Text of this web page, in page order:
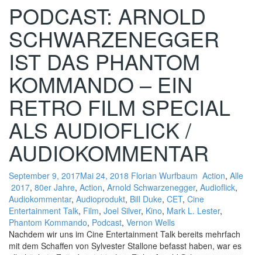
PODCAST: ARNOLD
SCHWARZENEGGER
IST DAS PHANTOM
KOMMANDO – EIN
RETRO FILM SPECIAL
ALS AUDIOFLICK /
AUDIOKOMMENTAR
September 9, 2017Mai 24, 2018 Florian Wurfbaum Action, Alle
2017, 80er Jahre, Action, Arnold Schwarzenegger, Audioflick,
Audiokommentar, Audioprodukt, Bill Duke, CET, Cine
Entertainment Talk, Film, Joel Silver, Kino, Mark L. Lester,
Phantom Kommando, Podcast, Vernon Wells
Nachdem wir uns im Cine Entertainment Talk bereits mehrfach
mit dem Schaffen von Sylvester Stallone befasst haben, war es